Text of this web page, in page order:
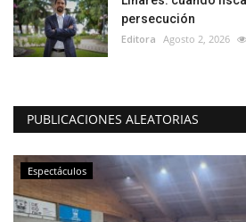
persecución
Editora Agosto 2, 2026
PUBLICACIONES ALEATORIAS
Espectáculos